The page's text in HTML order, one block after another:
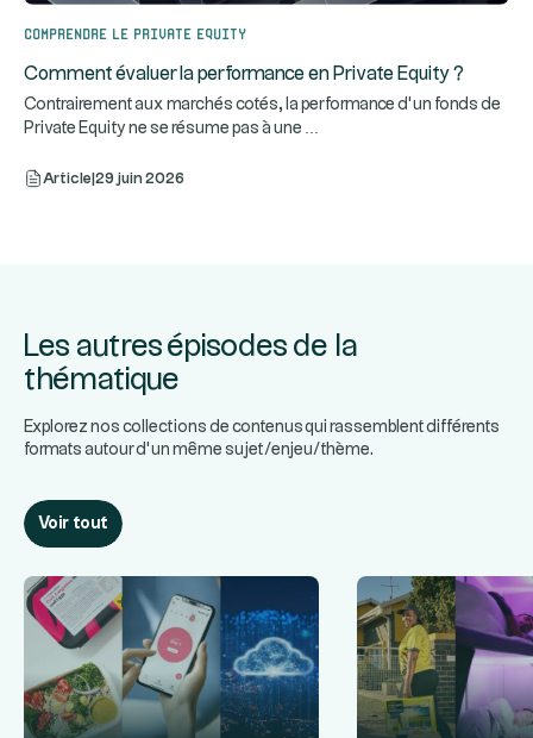
Comprendre le Private Equity
Comment évaluer la performance en Private Equity ?
Contrairement aux marchés cotés, la performance d’un fonds de
Private Equity ne se résume pas à une
Article 29 juin 2026
Les autres épisodes de la
thématique
Explorez nos collections de contenus qui rassemblent différents
formats autour d’un même sujet/enjeu/thème.
Voir tout